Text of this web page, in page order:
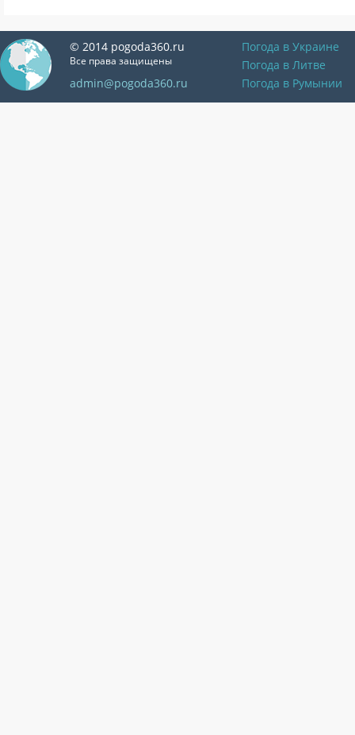
© 2014 pogoda360.ru
Все права защищены
admin@pogoda360.ru
Погода в Украине
Погода в Литве
Погода в Румынии